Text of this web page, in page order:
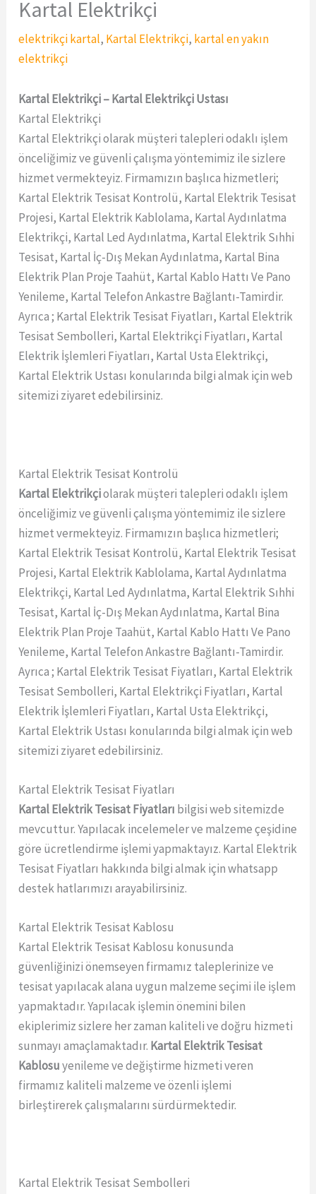
Kartal Elektrikçi
elektrikçi kartal, Kartal Elektrikçi, kartal en yakın
elektrikçi
Kartal Elektrikçi – Kartal Elektrikçi Ustası
Kartal Elektrikçi
Kartal Elektrikçi olarak müşteri talepleri odaklı işlem
önceliğimiz ve güvenli çalışma yöntemimiz ile sizlere
hizmet vermekteyiz. Firmamızın başlıca hizmetleri;
Kartal Elektrik Tesisat Kontrolü, Kartal Elektrik Tesisat
Projesi, Kartal Elektrik Kablolama, Kartal Aydınlatma
Elektrikçi, Kartal Led Aydınlatma, Kartal Elektrik Sıhhi
Tesisat, Kartal İç-Dış Mekan Aydınlatma, Kartal Bina
Elektrik Plan Proje Taahüt, Kartal Kablo Hattı Ve Pano
Yenileme, Kartal Telefon Ankastre Bağlantı-Tamirdir.
Ayrıca ; Kartal Elektrik Tesisat Fiyatları, Kartal Elektrik
Tesisat Sembolleri, Kartal Elektrikçi Fiyatları, Kartal
Elektrik İşlemleri Fiyatları, Kartal Usta Elektrikçi,
Kartal Elektrik Ustası konularında bilgi almak için web
sitemizi ziyaret edebilirsiniz.
Kartal Elektrik Tesisat Kontrolü
Kartal Elektrikçiolarak müşteri talepleri odaklı işlem
önceliğimiz ve güvenli çalışma yöntemimiz ile sizlere
hizmet vermekteyiz. Firmamızın başlıca hizmetleri;
Kartal Elektrik Tesisat Kontrolü, Kartal Elektrik Tesisat
Projesi, Kartal Elektrik Kablolama, Kartal Aydınlatma
Elektrikçi, Kartal Led Aydınlatma, Kartal Elektrik Sıhhi
Tesisat, Kartal İç-Dış Mekan Aydınlatma, Kartal Bina
Elektrik Plan Proje Taahüt, Kartal Kablo Hattı Ve Pano
Yenileme, Kartal Telefon Ankastre Bağlantı-Tamirdir.
Ayrıca ; Kartal Elektrik Tesisat Fiyatları, Kartal Elektrik
Tesisat Sembolleri, Kartal Elektrikçi Fiyatları, Kartal
Elektrik İşlemleri Fiyatları, Kartal Usta Elektrikçi,
Kartal Elektrik Ustası konularında bilgi almak için web
sitemizi ziyaret edebilirsiniz.
Kartal Elektrik Tesisat Fiyatları
Kartal Elektrik Tesisat Fiyatları bilgisi web sitemizde
mevcuttur. Yapılacak incelemeler ve malzeme çeşidine
göre ücretlendirme işlemi yapmaktayız. Kartal Elektrik
Tesisat Fiyatları hakkında bilgi almak için whatsapp
destek hatlarımızı arayabilirsiniz.
Kartal Elektrik Tesisat Kablosu
Kartal Elektrik Tesisat Kablosu konusunda
güvenliğinizi önemseyen firmamız taleplerinize ve
tesisat yapılacak alana uygun malzeme seçimi ile işlem
yapmaktadır. Yapılacak işlemin önemini bilen
ekiplerimiz sizlere her zaman kaliteli ve doğru hizmeti
sunmayı amaçlamaktadır. Kartal Elektrik Tesisat
Kablosuyenileme ve değiştirme hizmeti veren
firmamız kaliteli malzeme ve özenli işlemi
birleştirerek çalışmalarını sürdürmektedir.
Kartal Elektrik Tesisat Sembolleri